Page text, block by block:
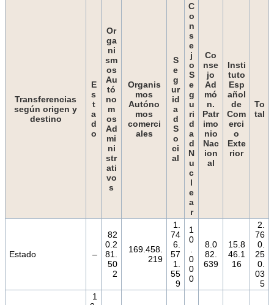
Transferencias
según origen y
destino
E
s
t
a
d
o
Or
ga
ni
sm
os
Au
tó
no
m
os
Ad
mi
ni
str
ati
vo
s
Organis
mos
Autóno
mos
comerci
ales
S
e
g
ur
id
a
d
S
o
ci
al
C
o
n
s
e
j
o
S
e
g
u
ri
d
a
d
N
u
c
l
e
a
r
Co
nse
jo
Ad
mó
n.
Patr
imo
nio
Nac
ion
al
Insti
tuto
Esp
añol
de
Com
erci
o
Exte
rior
To
tal
Estado –
82
0.2
81.
50
2
169.458.
219
1.
74
6.
57
1.
55
9
1
0
0
0
0
8.0
82.
639
15.8
46.1
16
2.
76
0.
25
0.
03
5
1